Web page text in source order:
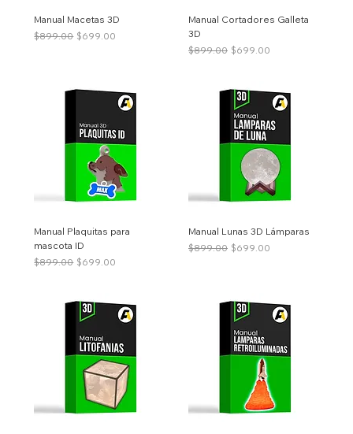
Manual Macetas 3D
Precio
$899.00 Precio de oferta
$699.00
Manual Cortadores Galleta
3D
Precio
$899.00 Precio de oferta
$699.00
Manual Plaquitas para
mascota ID
Precio
$899.00 Precio de oferta
$699.00
Manual Lunas 3D Lámparas
Precio
$899.00 Precio de oferta
$699.00